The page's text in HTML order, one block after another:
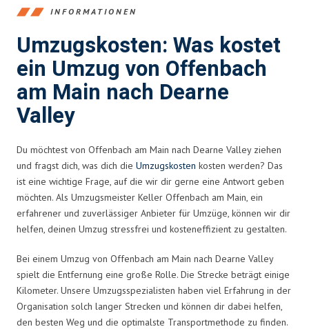
INFORMATIONEN
Umzugskosten: Was kostet
ein Umzug von Offenbach
am Main nach Dearne
Valley
Du möchtest von Offenbach am Main nach Dearne Valley ziehen
und fragst dich, was dich die Umzugskosten kosten werden? Das
ist eine wichtige Frage, auf die wir dir gerne eine Antwort geben
möchten. Als Umzugsmeister Keller Offenbach am Main, ein
erfahrener und zuverlässiger Anbieter für Umzüge, können wir dir
helfen, deinen Umzug stressfrei und kosteneffizient zu gestalten.
Bei einem Umzug von Offenbach am Main nach Dearne Valley
spielt die Entfernung eine große Rolle. Die Strecke beträgt einige
Kilometer. Unsere Umzugsspezialisten haben viel Erfahrung in der
Organisation solch langer Strecken und können dir dabei helfen,
den besten Weg und die optimalste Transportmethode zu finden.